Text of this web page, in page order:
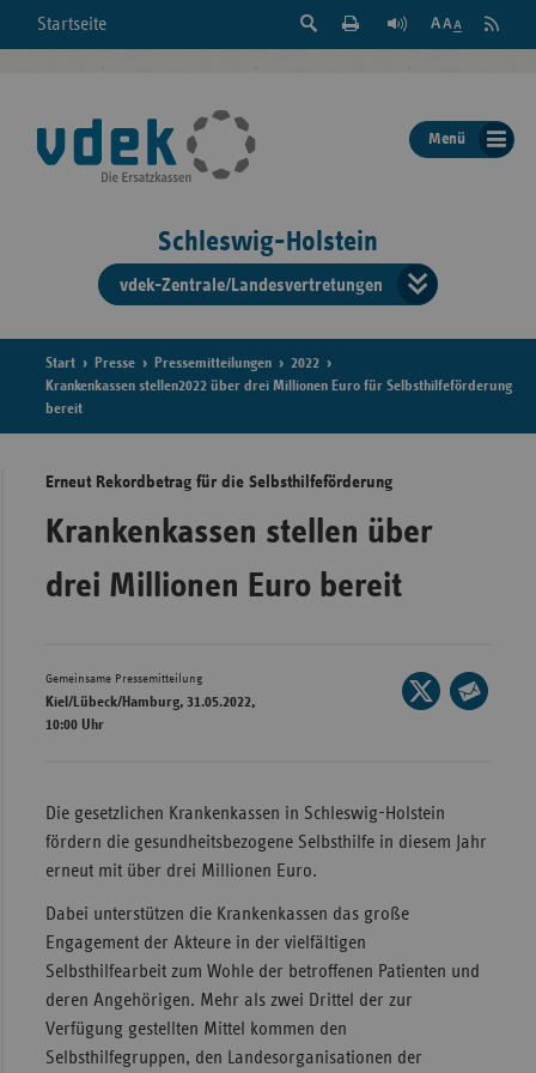
Startseite
Suche
der
Seite
Feed
Menü
Schleswig-Holstein
vdek-Zentrale/Landesvertretungen
der
Start Presse Pressemitteilungen
2022
Krankenkassen stellen2022 über drei Millionen Euro für Selbsthilfeförderung
bereit
Erneut Rekordbetrag für die Selbsthilfeförderung
Krankenkassen stellen über
drei Millionen Euro bereit
Gemeinsame Pressemitteilung
Kiel/Lübeck/Hamburg, 31.05.2022,
10:00 Uhr
Seite
auf
teilen
Die gesetzlichen Krankenkassen in Schleswig-Holstein
fördern die gesundheitsbezogene Selbsthilfe in diesem Jahr
erneut mit über drei Millionen Euro.
Dabei unterstützen die Krankenkassen das große
Engagement der Akteure in der vielfältigen
Selbsthilfearbeit zum Wohle der betroffenen Patienten und
deren Angehörigen. Mehr als zwei Drittel der zur
Verfügung gestellten Mittel kommen den
Selbsthilfegruppen, den Landesorganisationen der